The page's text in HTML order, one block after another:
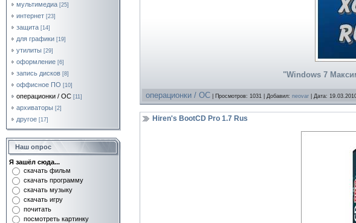
мультимедиа [25]
интернет [23]
защита [14]
для графики [19]
утилиты [29]
оформление [6]
запись дисков [8]
оффисное ПО [10]
операционки / OC [11]
архиваторы [2]
другое [17]
Наш опрос
Я зашёл сюда...
скачать фильм
скачать программу
скачать музыку
скачать игру
почитать
посмотреть картинку
"Windows 7
операционки / OC | Просмотров: 1031 | Добавил: neovar | Дата:
Hiren's BootCD Pro 1.7 Rus